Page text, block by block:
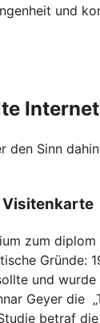
und
den Sinn
Visitenkarte
zum
Gründe:
und
Geyer die
betraf